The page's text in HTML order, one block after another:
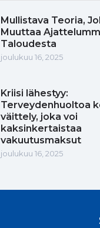
Mullistava Teoria,
Muuttaa
Taloudesta
joulukuu 16, 2025
Kriisi lähestyy:
Terveydenhuoltoa
väittely, joka voi
kaksinkertaistaa
vakuutusmaksut
joulukuu 16, 2025